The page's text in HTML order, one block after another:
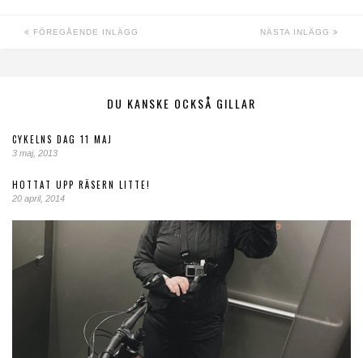
FÖREGÅENDE INLÄGG NÄSTA INLÄGG
DU KANSKE OCKSÅ GILLAR
CYKELNS DAG 11 MAJ
3 maj, 2013
HOTTAT UPP RÄSERN LITTE!
20 april, 2014